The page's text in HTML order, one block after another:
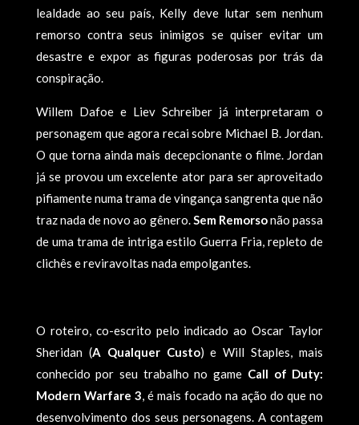
lealdade ao seu país, Kelly deve lutar sem nenhum
remorso contra seus inimigos se quiser evitar um
desastre e expor as figuras poderosas por trás da
conspiração.
Willem Dafoe e Liev Schreiber já interpretaram o
personagem que agora recai sobre Michael B. Jordan.
O que torna ainda mais decepcionante o filme. Jordan
já se provou um excelente ator para ser aproveitado
pifiamente numa trama de vingança sangrenta que não
traz nada de novo ao gênero.Sem Remorsonão passa
de uma trama de intriga estilo Guerra Fria, repleto de
clichês e reviravoltas nada empolgantes.
O roteiro, co-escrito pelo indicado ao Oscar Taylor
Sheridan (A Qualquer Custo) e Will Staples, mais
conhecido por seu trabalho no game Call of Duty:
Modern Warfare 3, é mais focado na ação do que no
desenvolvimento dos seus personagens. A contagem